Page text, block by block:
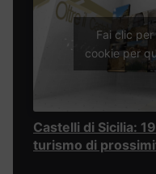
Fai clic
cookie per
Castelli di Sicilia:
turismo di